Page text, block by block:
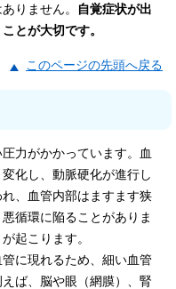
りません。
自覚症状が出
とが大切です。
このページの先頭へ戻る
力がかかっています。血
化し、動脈硬化が進行し
、血管内部はますます狭
循環に陥ることがありま
起こります。
に現れるため、細い血管
ば、脳や眼（網膜）、腎